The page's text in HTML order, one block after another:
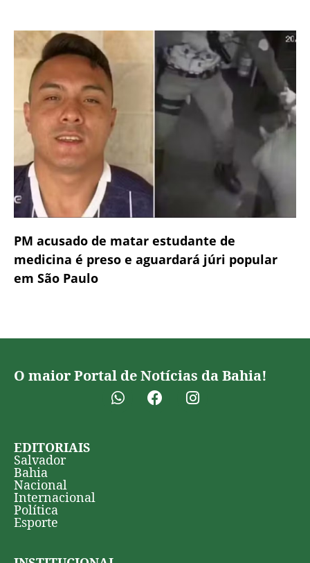
PM acusado de matar estudante de
medicina é preso e aguardará júri popular
em São Paulo
O maior Portal de Notícias da Bahia!
EDITORIAIS
Salvador
Bahia
Nacional
Internacional
Política
Esporte